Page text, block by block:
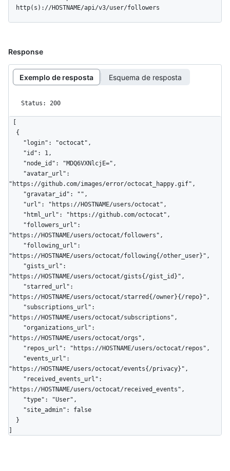
  http(s)://HOSTNAME/api/v3/user/followers
Response
Exemplo de resposta Esquema de resposta
Status: 200
"https://github.com/images/error/octocat_happy.gif",
"https://HOSTNAME/users/octocat/followers",
"https://HOSTNAME/users/octocat/following{/other_user}",
"https://HOSTNAME/users/octocat/gists{/gist_id}",
"https://HOSTNAME/users/octocat/starred{/owner}{/repo}",
"https://HOSTNAME/users/octocat/subscriptions",
"https://HOSTNAME/users/octocat/orgs",
"https://HOSTNAME/users/octocat/events{/privacy}",
"https://HOSTNAME/users/octocat/received_events",